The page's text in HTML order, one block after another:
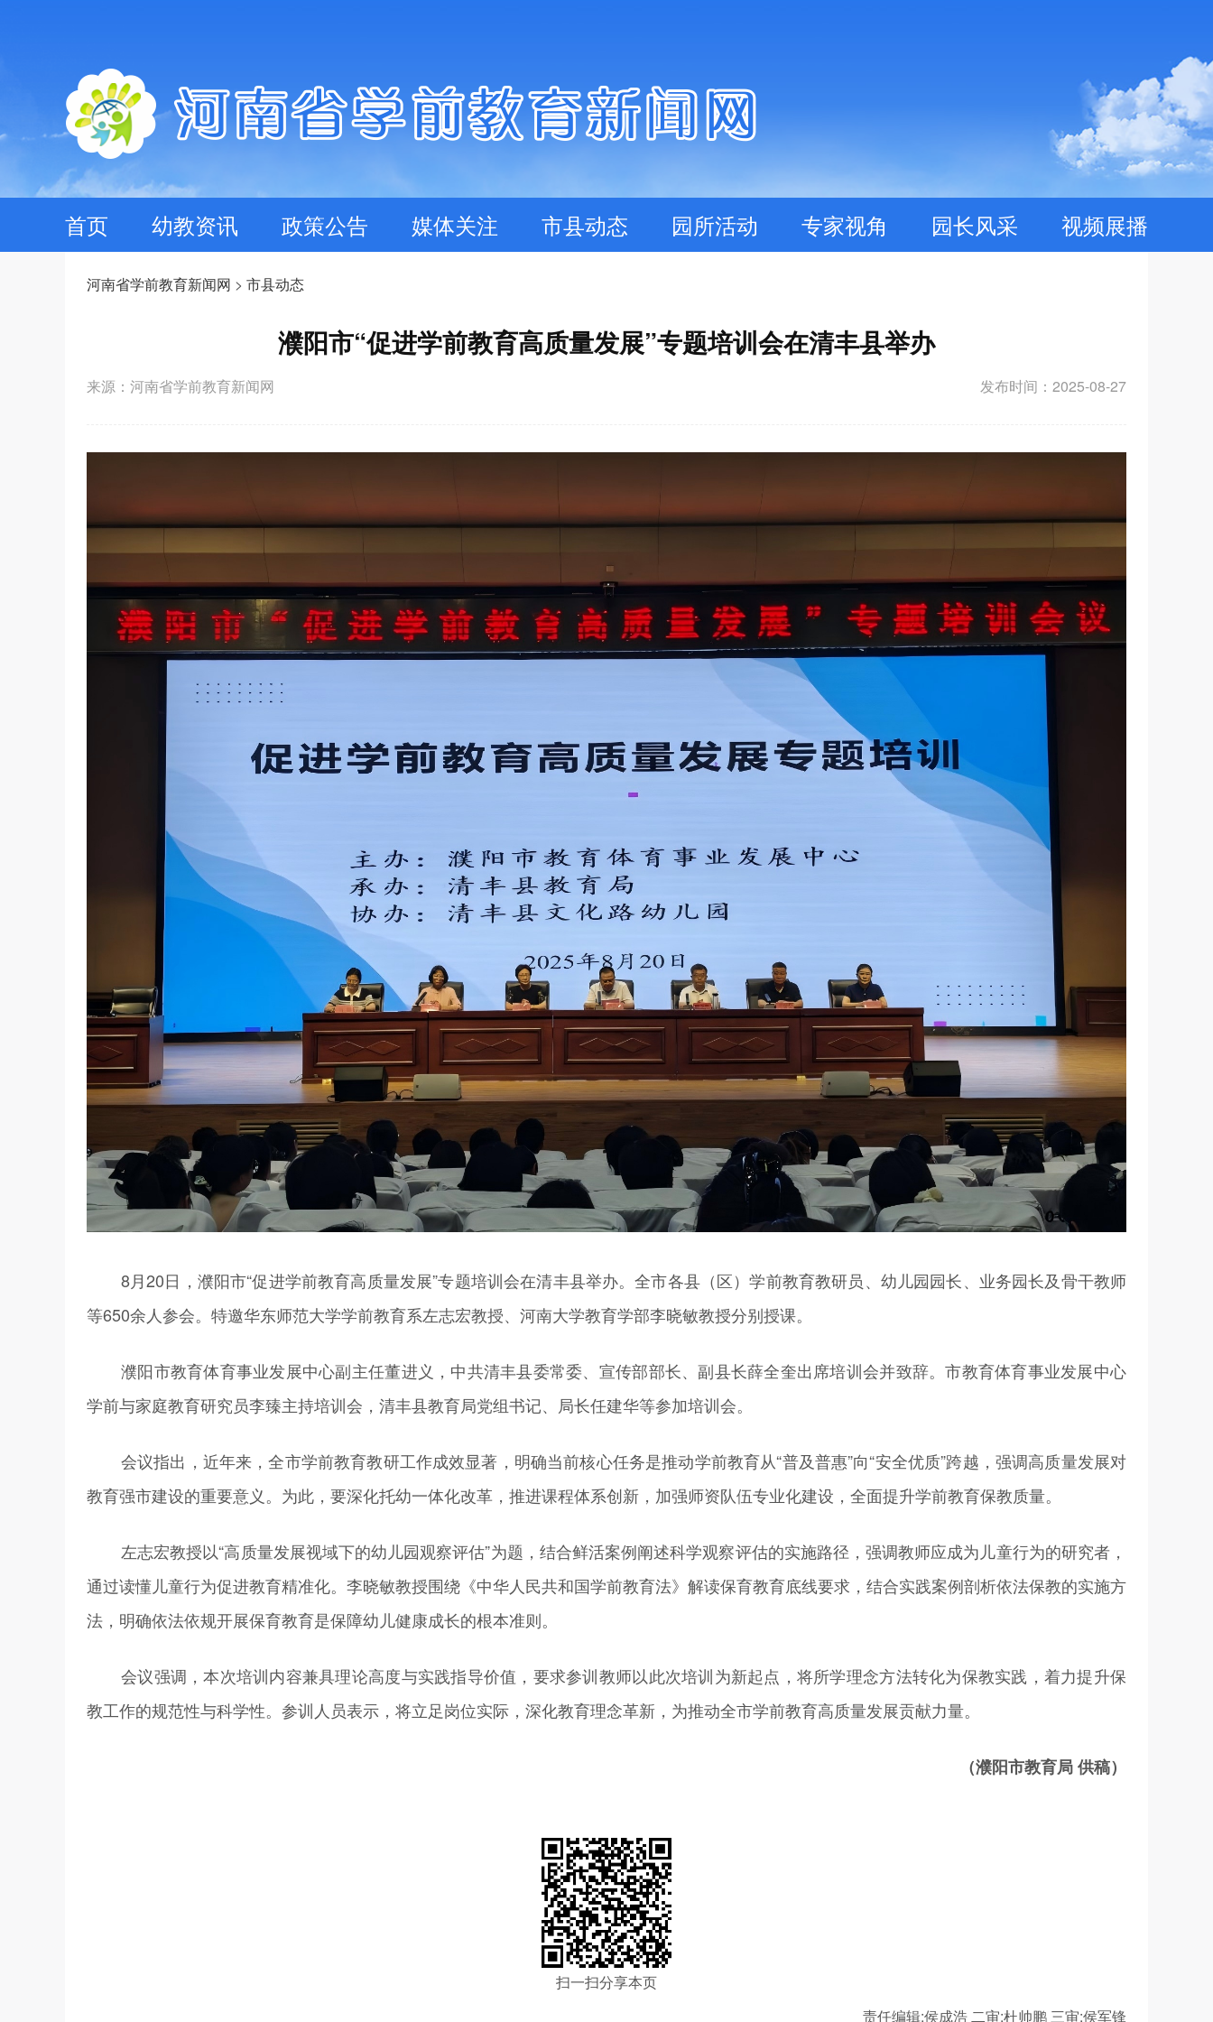
首页 幼教资讯 政策公告 媒体关注 市县动态 园所活动 专家视角 园长风采 视频展播
河南省学前教育新闻网 > 市县动态
濮阳市“促进学前教育高质量发展”专题培训会在清丰县举办
发布时间：2025-08-27
来源：河南省学前教育新闻网
8月20日，濮阳市“促进学前教育高质量发展”专题培训会在清丰县举办。全市各县（区）学前教育教研员、幼儿园园长、业务园长及骨干教师
等650余人参会。特邀华东师范大学学前教育系左志宏教授、河南大学教育学部李晓敏教授分别授课。
濮阳市教育体育事业发展中心副主任董进义，中共清丰县委常委、宣传部部长、副县长薛全奎出席培训会并致辞。市教育体育事业发展中心
学前与家庭教育研究员李臻主持培训会，清丰县教育局党组书记、局长任建华等参加培训会。
会议指出，近年来，全市学前教育教研工作成效显著，明确当前核心任务是推动学前教育从“普及普惠”向“安全优质”跨越，强调高质量发展对
教育强市建设的重要意义。为此，要深化托幼一体化改革，推进课程体系创新，加强师资队伍专业化建设，全面提升学前教育保教质量。
左志宏教授以“高质量发展视域下的幼儿园观察评估”为题，结合鲜活案例阐述科学观察评估的实施路径，强调教师应成为儿童行为的研究者，
通过读懂儿童行为促进教育精准化。李晓敏教授围绕《中华人民共和国学前教育法》解读保育教育底线要求，结合实践案例剖析依法保教的实施方
法，明确依法依规开展保育教育是保障幼儿健康成长的根本准则。
会议强调，本次培训内容兼具理论高度与实践指导价值，要求参训教师以此次培训为新起点，将所学理念方法转化为保教实践，着力提升保
教工作的规范性与科学性。参训人员表示，将立足岗位实际，深化教育理念革新，为推动全市学前教育高质量发展贡献力量。
（濮阳市教育局 供稿）
扫一扫分享本页
责任编辑:侯成浩二审:杜帅鹏三审:侯军锋